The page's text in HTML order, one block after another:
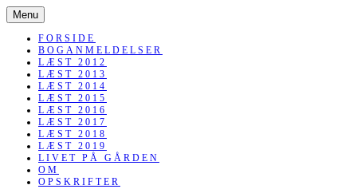
Menu SKIP
TO
CONTENT
FORSIDE
BOGANMELDELSER
LÆST 2012
LÆST 2013
LÆST 2014
LÆST 2015
LÆST 2016
LÆST 2017
LÆST 2018
LÆST 2019
LIVET PÅ GÅRDEN
OM
OPSKRIFTER